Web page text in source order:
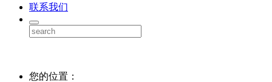
联系我们
您的位置：